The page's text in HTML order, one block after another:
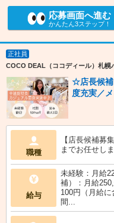
応募画面へ進む
かんたん3ステップ！
正社員
COCO DEAL（ココディール）札幌
☆店長候補
度充実／
職種
【店長候補募
までお任せし
給与
未経験：月給
補）：月給
100円（月給
間...